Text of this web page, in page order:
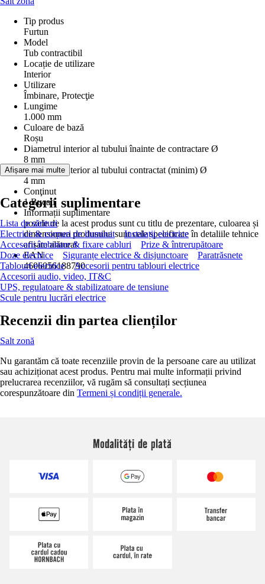
Tip produs
Furtun
Model
Tub contractibil
Locație de utilizare
Interior
Utilizare
Îmbinare, Protecţie
Lungime
1.000 mm
Culoare de bază
Roșu
Diametrul interior al tubului înainte de contractare Ø
8 mm
Diametrul interior al tubului contractat (minim) Ø
4 mm
Conţinut
1 Bucati
Informații suplimentare
pozele de la acest produs sunt cu titlu de prezentare, culoarea și
dimensiunea produsului sunt cele specificate în detaliile tehnice
afișate alăturat
EAN
4606056188790
Afișare mai multe
Categorii suplimentare
Lista de sărituri
Electrice & corpuri de iluminat
Instalații electrice
Accesorii îmbinare & fixare cabluri
Prize & întrerupătoare
Doze electrice
Siguranțe electrice & disjunctoare
Paratrăsnete
Tablouri electrice
Accesorii pentru tablouri electrice
Accesorii audio, video, IT&C
UPS, regulatoare & stabilizatoare de tensiune
Scule pentru lucrări electrice
Recenzii din partea clienților
Salt zonă
Nu garantăm că toate recenziile provin de la persoane care au utilizat
sau achiziționat acest produs. Pentru mai multe informații privind
prelucrarea recenziilor, vă rugăm să consultați secțiunea
corespunzătoare din Termeni și condiții generale.
Modalități de plată